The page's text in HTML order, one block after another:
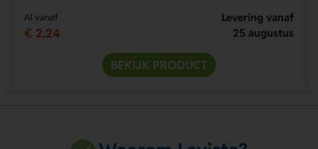
Al vanaf
€ 2,24
Levering vanaf
25 augustus
BEKIJK PRODUCT